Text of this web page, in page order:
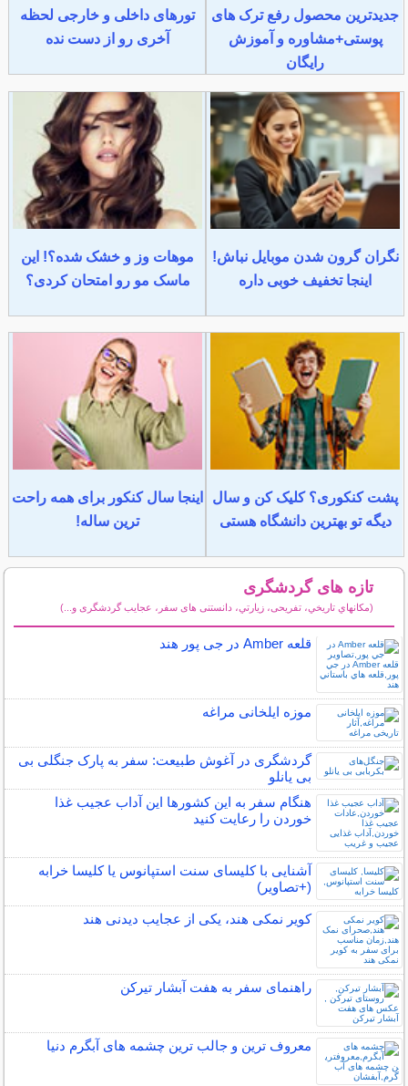
جدیدترین محصول رفع ترک های
پوستی+مشاوره و آموزش
رایگان
تورهای داخلی و خارجی لحظه
آخری رو از دست نده
نگران گرون شدن موبایل نباش!
اینجا تخفیف خوبی داره
موهات وز و خشک شده؟! این
ماسک مو رو امتحان کردی؟
پشت کنکوری؟ کلیک کن و سال
دیگه تو بهترین دانشگاه هستی
اینجا سال کنکور برای همه راحت
ترین ساله!
تازه های گردشگری
(مكانهاي تاريخي، تفریحی، زيارتي، دانستنی های سفر، عجایب گردشگری و...)
قلعه Amber در جی پور هند
موزه ایلخانی مراغه
گردشگری در آغوش طبیعت: سفر به پارک جنگلی بی
بی یانلو
هنگام سفر به این کشورها این آداب عجیب غذا
خوردن را رعایت کنید
آشنایی با کلیسای سنت استپانوس یا کلیسا خرابه
(+تصاویر)
کویر نمکی هند، یکی از عجایب دیدنی هند
راهنمای سفر به هفت آبشار تیرکن
معروف ترین و جالب ترین چشمه های آبگرم دنیا